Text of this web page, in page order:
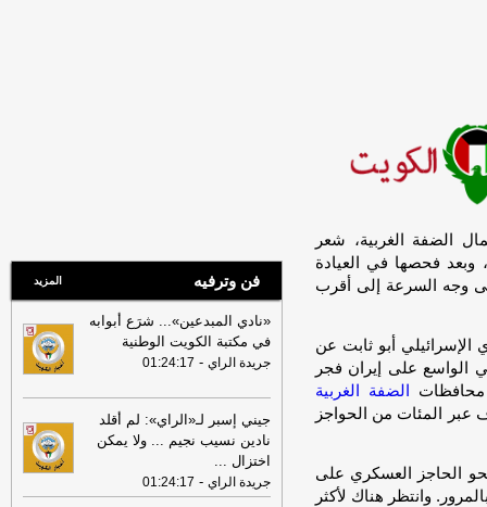
الضفة الغربية، شعر
فحصها في العيادة
وجه السرعة إلى أقرب
أبو ثابت عن
الواسع على إيران فجر
محافظات
الضفة الغربية
عبر المئات من الحواجز
الحاجز العسكري على
وانتظر هناك لأكثر
04:30
تأهيل المعلمين الجدد... من
التدريب إلى التقييم-جريدة الراي
02:11
«الصناعة»: إغلاق 19 قسيمة في
- جريدة الراي
رسوماً جديدة لتسجيل وتجديد الشركات
والمعاهد... بدءاً من 2027
-
02:10
«مكافحة التستر التجاري».. تقنين
بيئة الأنشطة الاقتصادية وضمان الشفافية
فن وترفيه المزيد
«نادي المبدعين»... شرَع أبوابه
في مكتبة الكويت الوطنية
جريدة الراي -
01:24:17
جيني إسبر لـ«الراي»: لم أقلد
نادين نسيب نجيم ... ولا يمكن
اختزال ...
جريدة الراي -
01:24:17